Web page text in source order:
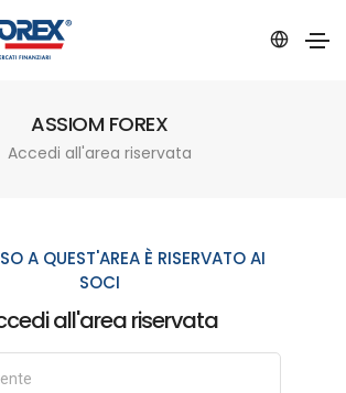
ASSIOM FOREX
Accedi all'area riservata
A QUEST'AREA È RISERVATO AI
SOCI
all'area riservata